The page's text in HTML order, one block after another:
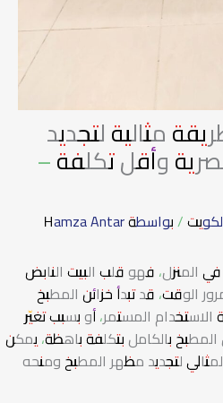
مثالية لتجديد
وأقل تكلفة –
/ بواسطةHamza Antar
المنزل، فهو قلب البيت النابض
الوقت، قد تبدأ خزائن المطبخ
المستمر، أو بسبب تغيّر
المطبخ بالكامل بتكلفة باهظة، يمكن
لتجديد مظهر المطبخ ومنحه